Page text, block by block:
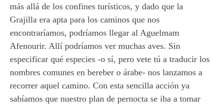
más allá de los confines turísticos, y dado que la
Grajilla era apta para los caminos que nos
encontraríamos, podríamos llegar al Aguelmam
Afenourir. Allí podríamos ver muchas aves. Sin
especificar qué especies -o sí, pero vete tú a traducir los
nombres comunes en bereber o árabe- nos lanzamos a
recorrer aquel camino. Con esta sencilla acción ya
sabíamos que nuestro plan de pernocta se iba a tomar